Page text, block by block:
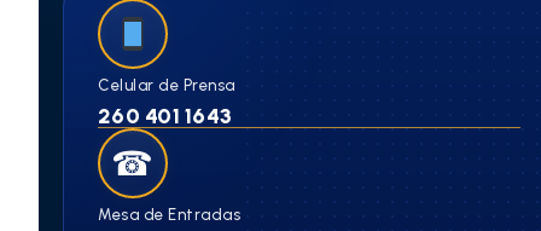
Celular de Prensa
260 401 1643
☎
Mesa de Entradas